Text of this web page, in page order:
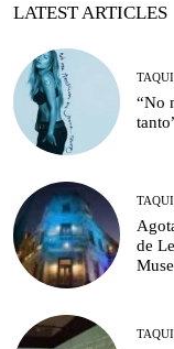
LATEST ARTICLES
“No
de